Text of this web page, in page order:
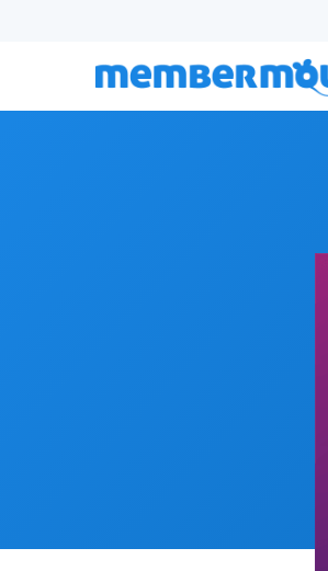
Episodio 120:Cómo tener